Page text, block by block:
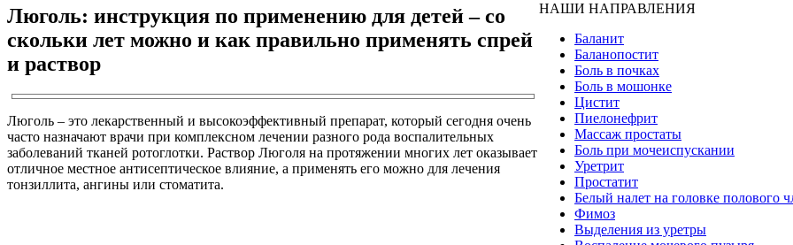
Люголь: инструкция по применению для детей – со
скольки лет можно и как правильно применять спрей
и раствор
Люголь – это лекарственный и высокоэффективный препарат, который сегодня очень
часто назначают врачи при комплексном лечении разного рода воспалительных
заболеваний тканей ротоглотки. Раствор Люголя на протяжении многих лет оказывает
отличное местное антисептическое влияние, а применять его можно для лечения
тонзиллита, ангины или стоматита.
НАШИ НАПРАВЛЕНИЯ
Баланит
Баланопостит
Боль в почках
Боль в мошонке
Цистит
Пиелонефрит
Массаж простаты
Боль при мочеиспускании
Уретрит
Простатит
Белый налет на головке полового
Фимоз
Выделения из уретры